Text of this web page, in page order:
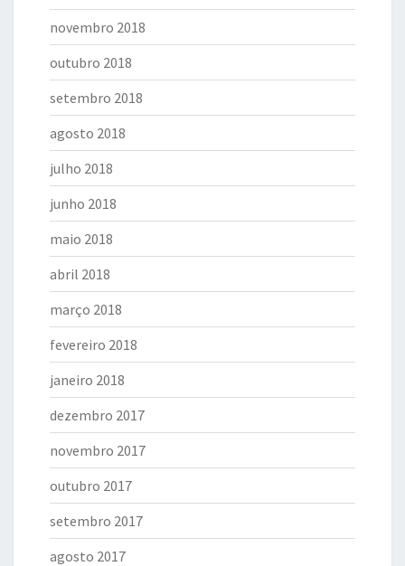
novembro 2018
outubro 2018
setembro 2018
agosto 2018
julho 2018
junho 2018
maio 2018
abril 2018
março 2018
fevereiro 2018
janeiro 2018
dezembro 2017
novembro 2017
outubro 2017
setembro 2017
agosto 2017